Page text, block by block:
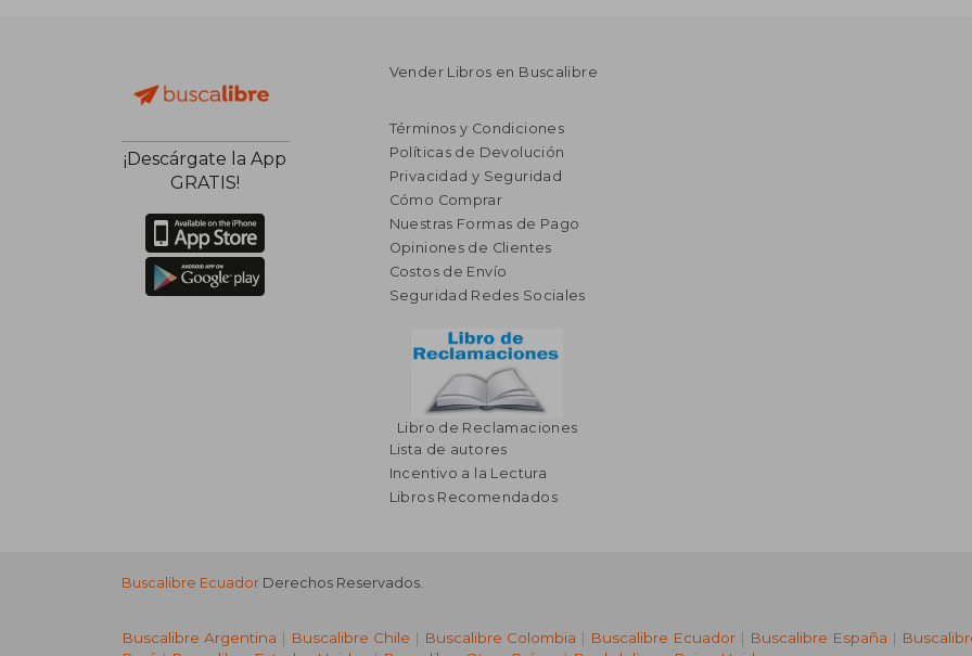
¡Descárgate la App
GRATIS!
Vender Libros en Buscalibre
Términos y Condiciones
Políticas de Devolución
Privacidad y Seguridad
Cómo Comprar
Nuestras Formas de Pago
Opiniones de Clientes
Costos de Envío
Seguridad Redes Sociales
Libro de Reclamaciones
Lista de autores
Incentivo a la Lectura
Libros Recomendados
Buscalibre Ecuador Derechos Reservados.
Buscalibre Argentina | Buscalibre Chile | Buscalibre Colombia | Buscalibre Ecuador | Buscalibre España |